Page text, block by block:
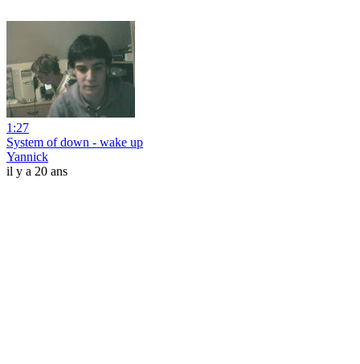
1:27
System of down - wake up
Yannick
il y a 20 ans